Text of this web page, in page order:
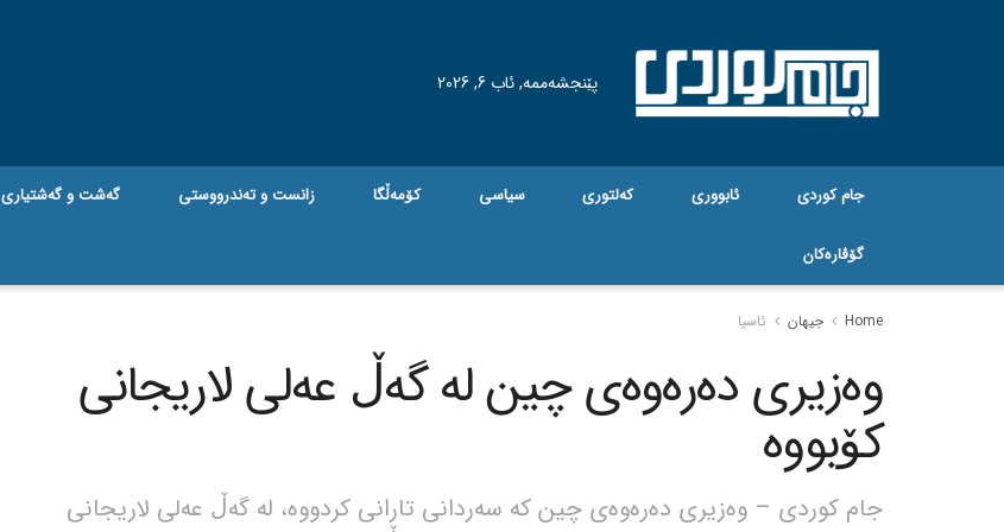
پێنجشەممە, ئاب 6, 2026
جام کوردی ئابووری کەلتوری سیاسی کۆمەڵگا زانست و تەندرووستی گه‌شت و گه‌شتیاری
گۆڤاره‌کان
Home جیهان ئاسیا
وەزیری دەرەوەی چین لە گەڵ عەلی لاریجانی
کۆبووە
جام کوردی – وەزیری دەرەوەی چین کە سەردانی تارانی کردووە، لە گەڵ عەلی لاریجانی